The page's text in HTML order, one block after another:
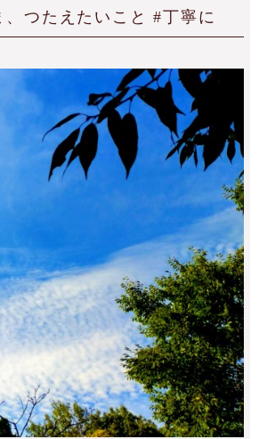
つたえたいこと #丁寧に